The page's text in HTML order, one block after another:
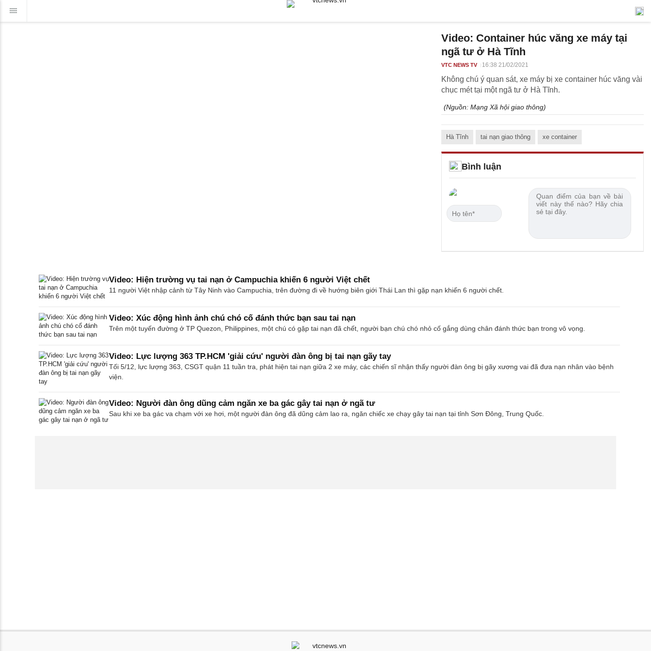
Video: Container húc văng xe máy tại
ngã tư ở Hà Tĩnh
VTC NEWS TV 16:38 21/02/2021
Không chú ý quan sát, xe máy bị xe container húc văng vài
chục mét tại một ngã tư ở Hà Tĩnh.
(Nguồn: Mạng Xã hội giao thông)
Hà Tĩnh tai nạn giao thông xe container
Bình luận
Video: Hiện trường vụ tai nạn ở Campuchia khiến 6 người Việt chết
11 người Việt nhập cảnh từ Tây Ninh vào Campuchia, trên đường đi về hướng biên giới Thái Lan thì gặp nạn khiến 6 người chết.
Video: Xúc động hình ảnh chú chó cố đánh thức bạn sau tai nạn
Trên một tuyến đường ở TP Quezon, Philippines, một chú có gặp tai nạn đã chết, người bạn chú chó nhỏ cố gắng dùng chân đánh thức bạn trong vô vọng.
Video: Lực lượng 363 TP.HCM 'giải cứu' người đàn ông bị tai nạn gãy tay
Tối 5/12, lực lượng 363, CSGT quận 11 tuần tra, phát hiện tai nạn giữa 2 xe máy, các chiến sĩ nhận thấy người đàn ông bị gãy xương vai đã đưa nạn nhân vào bệnh
viện.
Video: Người đàn ông dũng cảm ngăn xe ba gác gây tai nạn ở ngã tư
Sau khi xe ba gác va chạm với xe hơi, một người đàn ông đã dũng cảm lao ra, ngăn chiếc xe chạy gây tai nạn tại tỉnh Sơn Đông, Trung Quốc.